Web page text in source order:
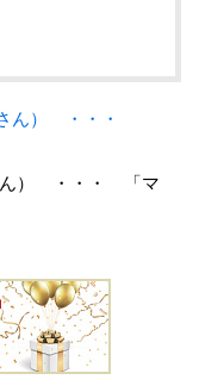
さん） ・・・
ん） ・・・ 「マ